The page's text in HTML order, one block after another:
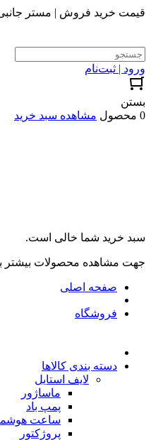
قیمت خرید فروش | مستر
ورود | ثبت‌نام
بستن
0 محصول
مشاهده سبد خرید
سبد خرید شما خالی است.
جهت مشاهده محصولات بیشتر
صفحه اصلی
فروشگاه
دسته بندی کالاها
لایف استایل
ماساژور
پمپ باد
ساعت
پروژکتور